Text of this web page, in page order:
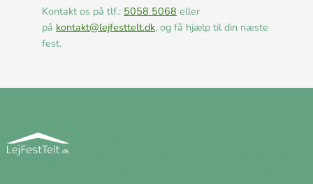
Kontakt os på tlf.: 5058 5068 eller
på kontakt@lejfesttelt.dk, og få hjælp til din næste
fest.